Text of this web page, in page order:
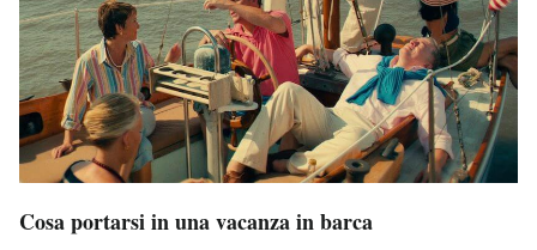
Cosa portarsi in una vacanza in barca